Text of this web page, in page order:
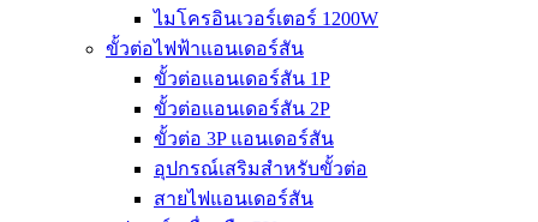
ไมโครอินเวอร์เตอร์ 1200W
ขั้วต่อไฟฟ้าแอนเดอร์สัน
ขั้วต่อแอนเดอร์สัน 1P
ขั้วต่อแอนเดอร์สัน 2P
ขั้วต่อ 3P แอนเดอร์สัน
อุปกรณ์เสริมสำหรับขั้วต่อ
สายไฟแอนเดอร์สัน